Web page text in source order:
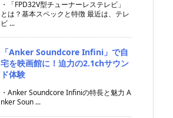
・「FPD32V型チューナーレステレビ」
とは？基本スペックと特徴 最近は、テレ
ビ ...
「Anker Soundcore Infini」で自
宅を映画館に！迫力の2.1chサウン
ド体験
・Anker Soundcore Infiniの特長と魅力 A
nker Soun ...